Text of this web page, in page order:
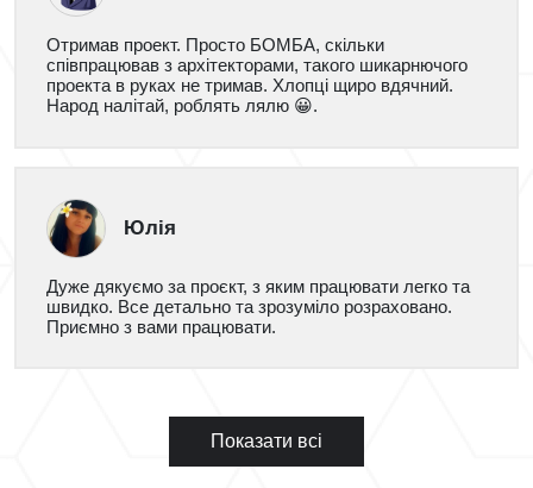
Отримав проект. Просто БОМБА, скільки
співпрацював з архітекторами, такого шикарнючого
проекта в руках не тримав. Хлопці щиро вдячний.
Народ налітай, роблять лялю 😀.
Юлія
Дуже дякуємо за проєкт, з яким працювати легко та
швидко. Все детально та зрозуміло розраховано.
Приємно з вами працювати.
Показати всі